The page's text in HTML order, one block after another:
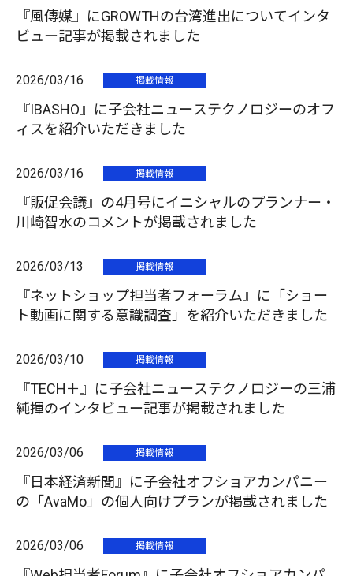
『風傳媒』にGROWTHの台湾進出についてインタ
ビュー記事が掲載されました
2026/03/16 掲載情報
『IBASHO』に子会社ニューステクノロジーのオフ
ィスを紹介いただきました
2026/03/16 掲載情報
『販促会議』の4月号にイニシャルのプランナー・
川崎智水のコメントが掲載されました
2026/03/13 掲載情報
『ネットショップ担当者フォーラム』に「ショー
ト動画に関する意識調査」を紹介いただきました
2026/03/10 掲載情報
『TECH＋』に子会社ニューステクノロジーの三浦
純揮のインタビュー記事が掲載されました
2026/03/06 掲載情報
『日本経済新聞』に子会社オフショアカンパニー
の「AvaMo」の個人向けプランが掲載されました
2026/03/06 掲載情報